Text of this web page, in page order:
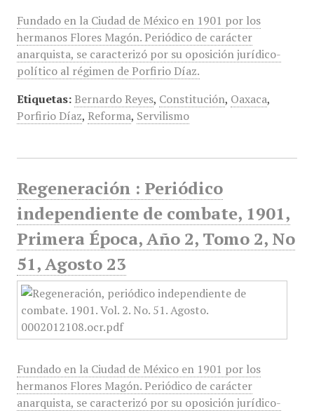
Fundado en la Ciudad de México en 1901 por los
hermanos Flores Magón. Periódico de carácter
anarquista, se caracterizó por su oposición jurídico-
político al régimen de Porfirio Díaz.
Etiquetas: Bernardo Reyes, Constitución, Oaxaca,
Porfirio Díaz, Reforma, Servilismo
Regeneración : Periódico
independiente de combate, 1901,
Primera Época, Año 2, Tomo 2, No
51, Agosto 23
Fundado en la Ciudad de México en 1901 por los
hermanos Flores Magón. Periódico de carácter
anarquista, se caracterizó por su oposición jurídico-